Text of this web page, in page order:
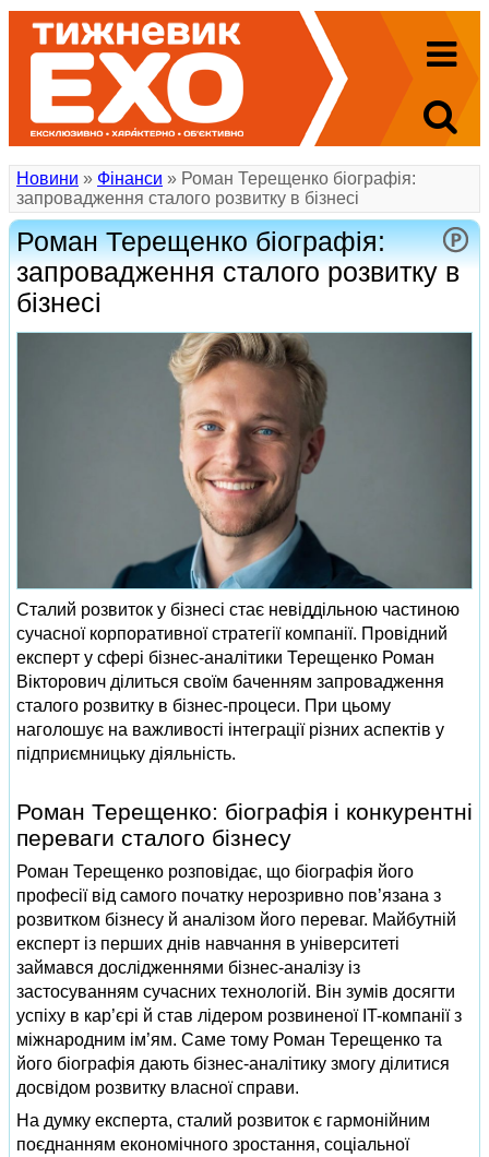
Новини » Фінанси » Роман Терещенко біографія:
запровадження сталого розвитку в бізнесі
Роман Терещенко біографія:
запровадження сталого розвитку в
бізнесі
Сталий розвиток у бізнесі стає невіддільною частиною
сучасної корпоративної стратегії компанії. Провідний
експерт у сфері бізнес-аналітики Терещенко Роман
Вікторович ділиться своїм баченням запровадження
сталого розвитку в бізнес-процеси. При цьому
наголошує на важливості інтеграції різних аспектів у
підприємницьку діяльність.
Роман Терещенко: біографія і конкурентні
переваги сталого бізнесу
Роман Терещенко розповідає, що біографія його
професії від самого початку нерозривно пов’язана з
розвитком бізнесу й аналізом його переваг. Майбутній
експерт із перших днів навчання в університеті
займався дослідженнями бізнес-аналізу із
застосуванням сучасних технологій. Він зумів досягти
успіху в кар’єрі й став лідером розвиненої IT-компанії з
міжнародним ім’ям. Саме тому Роман Терещенко та
його біографія дають бізнес-аналітику змогу ділитися
досвідом розвитку власної справи.
На думку експерта, сталий розвиток є гармонійним
поєднанням економічного зростання, соціальної